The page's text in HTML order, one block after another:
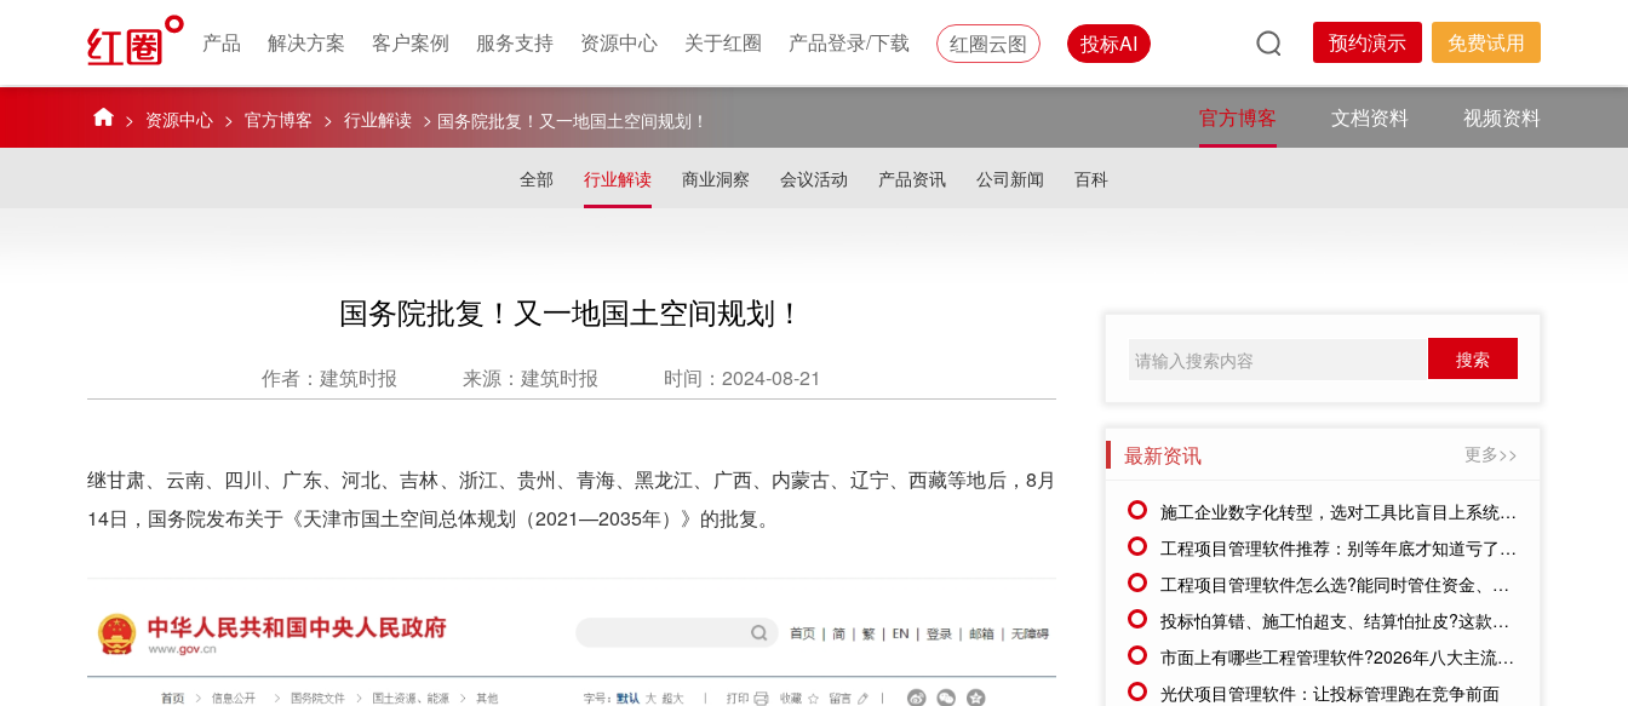
产品 解决方案 客户案例 服务支持 资源中心 关于红圈 产品登录/下载 红圈云图 投标AI 预约演示 免费试用
> 资源中心 > 官方博客 > 行业解读 > 国务院批复！又一地国土空间规划！ 官方博客 文档资料 视频资料
全部 行业解读 商业洞察 会议活动 产品资讯 公司新闻 百科
国务院批复！又一地国土空间规划！
作者：建筑时报 来源：建筑时报 时间：2024-08-21
继甘肃、云南、四川、广东、河北、吉林、浙江、贵州、青海、黑龙江、广西、内蒙古、辽宁、西藏等地后，8月
14日，国务院发布关于《天津市国土空间总体规划（2021—2035年）》的批复。
最新资讯 更多>>
施工企业数字化转型，选对工具比盲目上系统更重要
工程项目管理软件推荐：别等年底才知道亏了!这套系统让每一分钱都有迹可循
工程项目管理软件怎么选?能同时管住资金、成本、进度的才靠谱
投标怕算错、施工怕超支、结算怕扯皮?这款施工成本管理系统一招全解决
市面上有哪些工程管理软件?2026年八大主流工具深度盘点
光伏项目管理软件：让投标管理跑在竞争前面